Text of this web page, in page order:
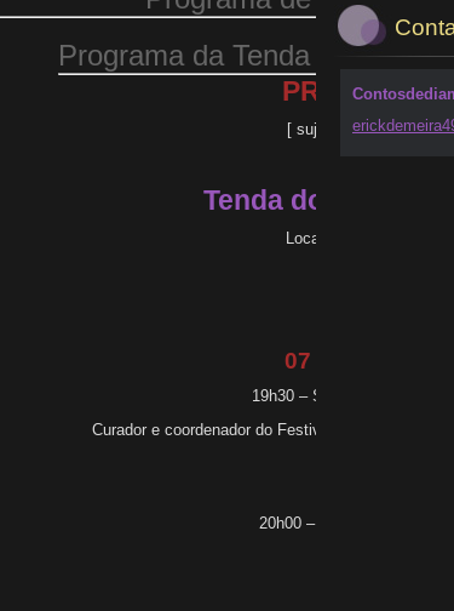
Programa da Tenda dos
PROGRAMA
[ sujeito a alterações ]
Tenda dos
Local: Praça Dr. Prado
07 de outubro
19h30 – Solenidade de
Curador e coordenador do Festival;
20h00 – Conferência
erickdem